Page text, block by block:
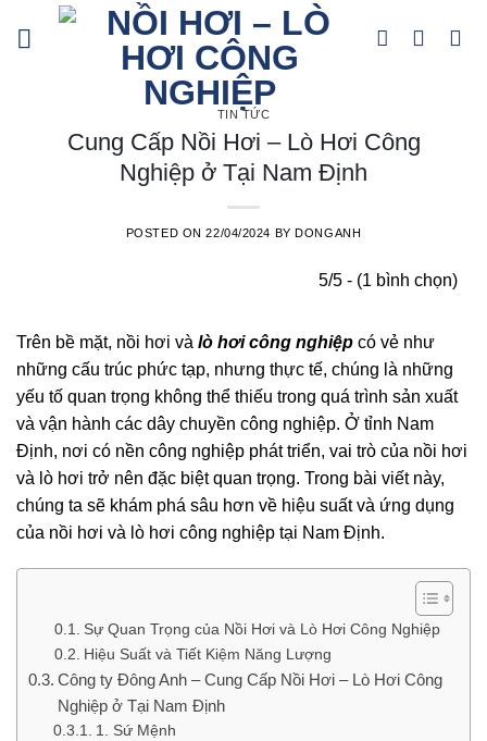
TIN TỨC
Cung Cấp Nồi Hơi – Lò Hơi Công
Nghiệp ở Tại Nam Định
POSTED ON22/04/2024 BYDONGANH
5/5 - (1 bình chọn)
Trên bề mặt, nồi hơi và lò hơi công nghiệp có vẻ như
những cấu trúc phức tạp, nhưng thực tế, chúng là những
yếu tố quan trọng không thể thiếu trong quá trình sản xuất
và vận hành các dây chuyền công nghiệp. Ở tỉnh Nam
Định, nơi có nền công nghiệp phát triển, vai trò của nồi hơi
và lò hơi trở nên đặc biệt quan trọng. Trong bài viết này,
chúng ta sẽ khám phá sâu hơn về hiệu suất và ứng dụng
của nồi hơi và lò hơi công nghiệp tại Nam Định.
Sự Quan Trọng của Nồi Hơi và Lò Hơi Công Nghiệp
Hiệu Suất và Tiết Kiệm Năng Lượng
Công ty Đông Anh – Cung Cấp Nồi Hơi – Lò Hơi Công
Nghiệp ở Tại Nam Định
1. Sứ Mệnh